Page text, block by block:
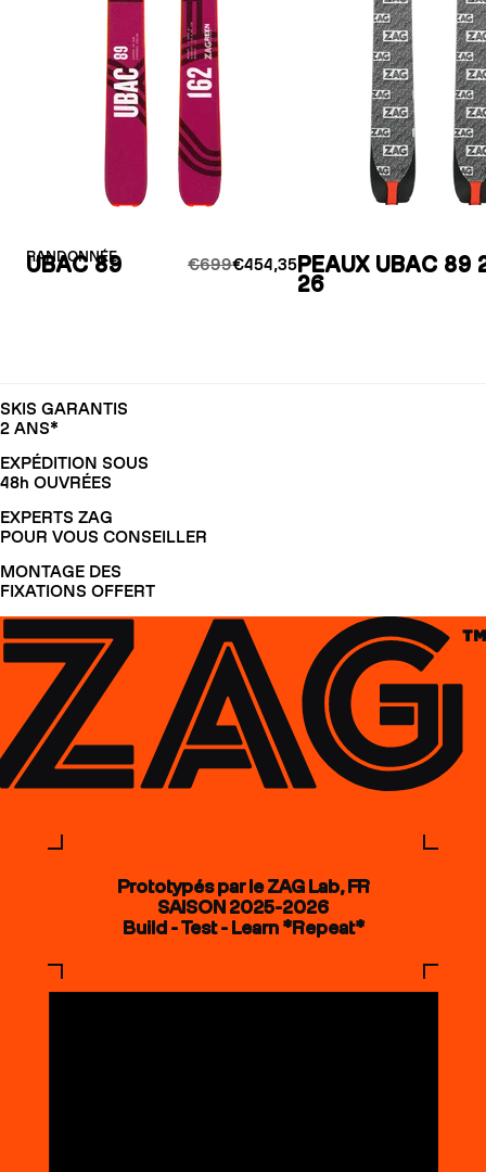
RANDONNÉE
UBAC 89 €699€454,35PEAUX UBAC 89
26
SKIS GARANTIS
2 ANS*
EXPÉDITION SOUS
48h OUVRÉES
EXPERTS ZAG
POUR VOUS CONSEILLER
MONTAGE DES
FIXATIONS OFFERT
Prototypés par le ZAG Lab, FR
SAISON 2025-2026
Build - Test - Learn *Repeat*